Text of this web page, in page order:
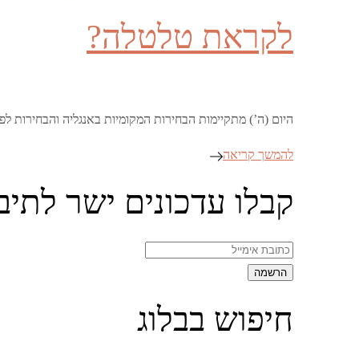
לקראת טלטלה?
היום (ה’) מתקיימות הבחירות המקומיות באנגליה והבחירות
להמשך קריאה
קבלו עדכונים ישר
חיפוש בבלוג